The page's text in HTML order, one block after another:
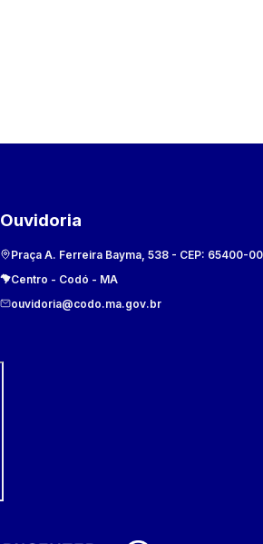
Ouvidoria
Praça A. Ferreira Bayma, 538- CEP: 65400-
Centro - Codó - MA
ouvidoria@codo.ma.gov.br